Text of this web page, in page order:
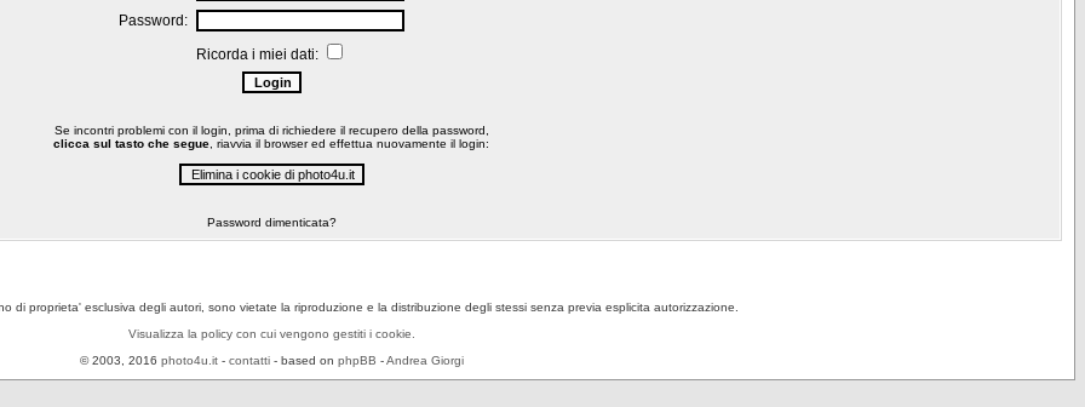
Password:
Ricorda i miei dati:
Se incontri problemi con il login, prima di richiedere il recupero della password,
clicca sul tasto che segue , riavvia il browser ed effettua nuovamente il login:
Password dimenticata?
di proprieta' esclusiva degli autori, sono vietate la riproduzione e la distribuzione degli stessi senza previa esplicita autorizzazione.
Visualizza la policy con cui vengono gestiti i cookie.
© 2003, 2016 photo4u.it- contatti- based on phpBB -Andrea Giorgi